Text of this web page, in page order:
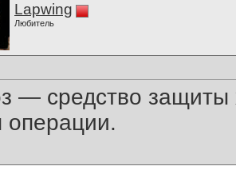
Lapwing
Любитель
— средство защиты
операции.